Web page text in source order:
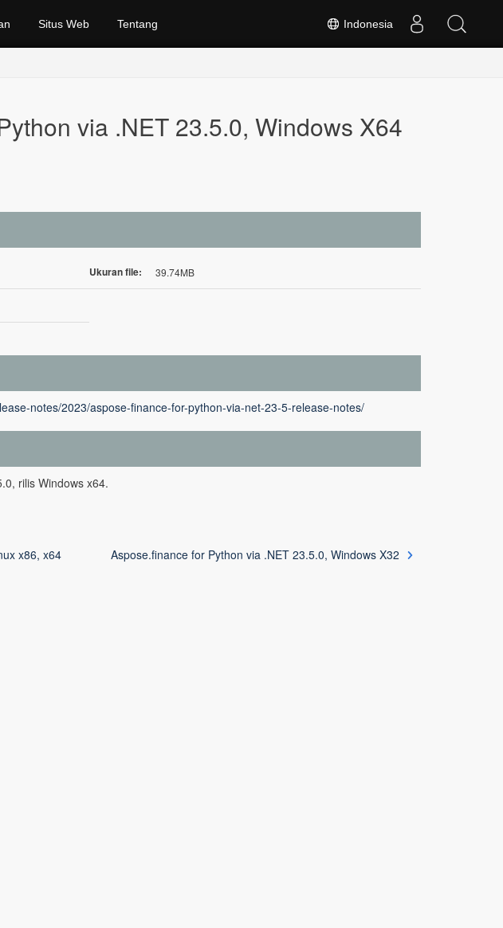
Indonesia
Situs Web Tentang
via .NET 23.5.0, Windows X64
Ukuran file: 39.74MB
notes/2023/aspose-finance-for-python-via-net-23-5-release-notes/
rilis Windows x64.
x86, x64 Aspose.finance for Python via .NET 23.5.0, Windows X32